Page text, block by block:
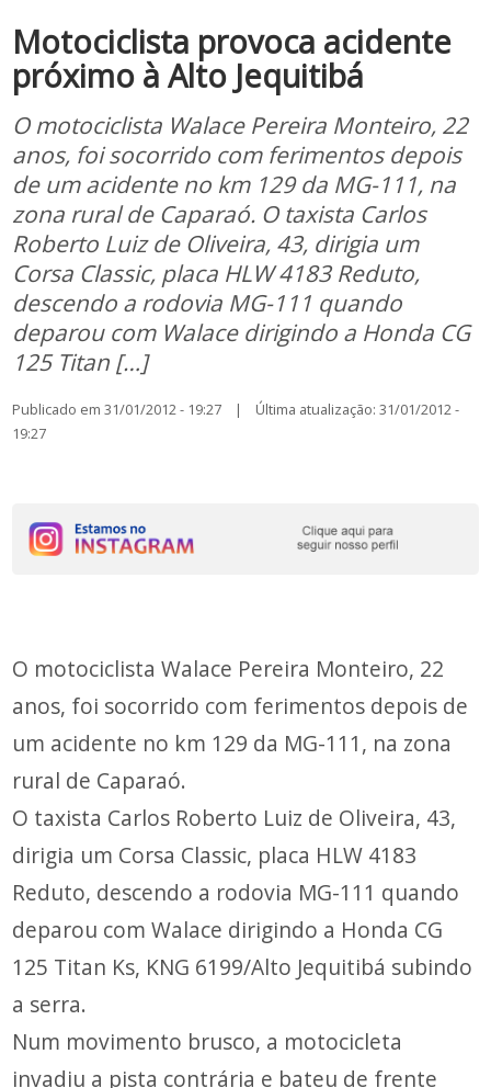
Motociclista provoca acidente
próximo à Alto Jequitibá
O motociclista Walace Pereira Monteiro, 22
anos, foi socorrido com ferimentos depois
de um acidente no km 129 da MG-111, na
zona rural de Caparaó. O taxista Carlos
Roberto Luiz de Oliveira, 43, dirigia um
Corsa Classic, placa HLW 4183 Reduto,
descendo a rodovia MG-111 quando
deparou com Walace dirigindo a Honda CG
125 Titan […]
Publicado em 31/01/2012 - 19:27 | Última atualização: 31/01/2012 -
19:27
O motociclista Walace Pereira Monteiro, 22
anos, foi socorrido com ferimentos depois de
um acidente no km 129 da MG-111, na zona
rural de Caparaó.
O taxista Carlos Roberto Luiz de Oliveira, 43,
dirigia um Corsa Classic, placa HLW 4183
Reduto, descendo a rodovia MG-111 quando
deparou com Walace dirigindo a Honda CG
125 Titan Ks, KNG 6199/Alto Jequitibá subindo
a serra.
Num movimento brusco, a motocicleta
invadiu a pista contrária e bateu de frente